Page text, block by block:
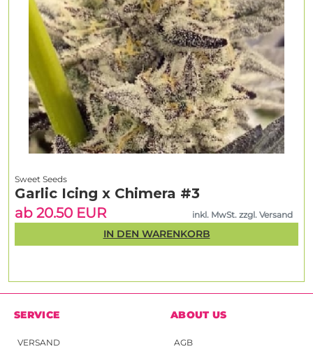
Sweet Seeds
Garlic Icing x Chimera #3
ab 20.50 EUR
inkl. MwSt. zzgl. Versand
IN DEN WARENKORB
SERVICE
VERSAND
ABOUT US
AGB